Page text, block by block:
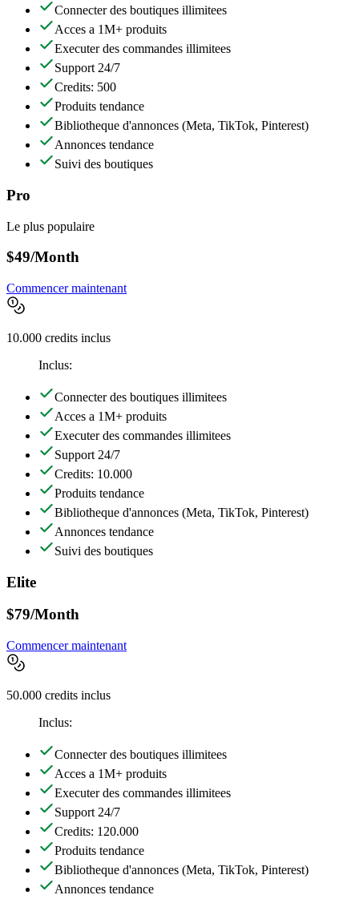
Connecter des boutiques illimitees
Acces a 1M+ produits
Executer des commandes illimitees
Support 24/7
Credits: 500
Produits tendance
Bibliotheque d'annonces (Meta, TikTok, Pinterest)
Annonces tendance
Suivi des boutiques
Pro
Le plus populaire
$49/Month
Commencer maintenant
10.000 credits inclus
Inclus:
Connecter des boutiques illimitees
Acces a 1M+ produits
Executer des commandes illimitees
Support 24/7
Credits: 10.000
Produits tendance
Bibliotheque d'annonces (Meta, TikTok, Pinterest)
Annonces tendance
Suivi des boutiques
Elite
$79/Month
Commencer maintenant
50.000 credits inclus
Inclus:
Connecter des boutiques illimitees
Acces a 1M+ produits
Executer des commandes illimitees
Support 24/7
Credits: 120.000
Produits tendance
Bibliotheque d'annonces (Meta, TikTok, Pinterest)
Annonces tendance